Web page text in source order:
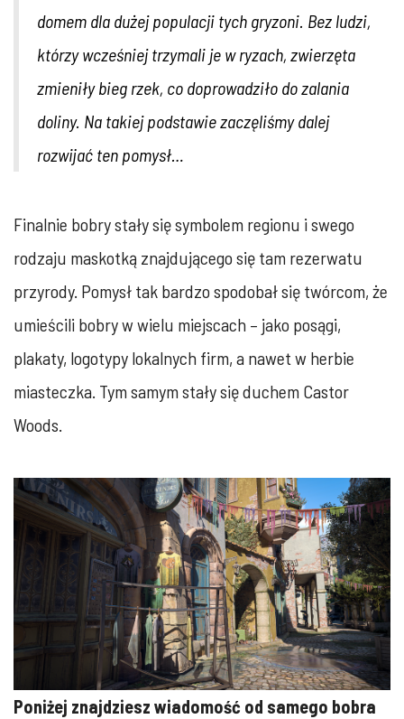
domem dla dużej populacji tych gryzoni. Bez ludzi,
którzy wcześniej trzymali je w ryzach, zwierzęta
zmieniły bieg rzek, co doprowadziło do zalania
doliny. Na takiej podstawie zaczęliśmy dalej
rozwijać ten pomysł…
Finalnie bobry stały się symbolem regionu i swego
rodzaju maskotką znajdującego się tam rezerwatu
przyrody. Pomysł tak bardzo spodobał się twórcom, że
umieścili bobry w wielu miejscach – jako posągi,
plakaty, logotypy lokalnych firm, a nawet w herbie
miasteczka. Tym samym stały się duchem Castor
Woods.
Poniżej znajdziesz wiadomość od samego bobra